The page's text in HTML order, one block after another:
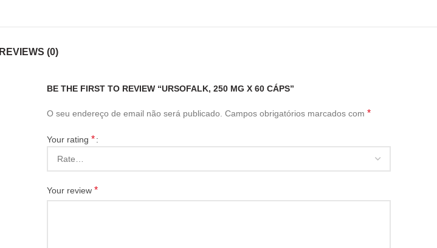
REVIEWS (0)
BE THE FIRST TO REVIEW “URSOFALK, 250 MG X 60 CÁPS”
O seu endereço de email não será publicado. Campos obrigatórios marcados com *
Your rating *
Your review *